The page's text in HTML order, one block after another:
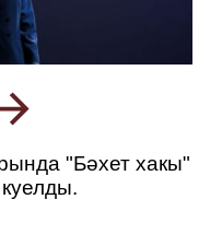
"Бәхет хакы"